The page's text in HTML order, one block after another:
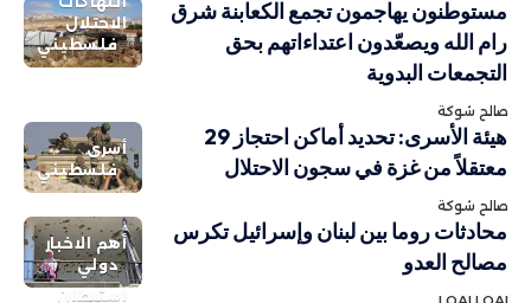
الاحتلال
فلسطيني
مستوطنون يهاجمون تجمع الكعابنة شرق
رام الله ويصعّدون اعتداءاتهم بحق
التجمعات البدوية
صالح شوكة
أسرى
فلسطيني
هيئة الأسرى: تحديد أماكن احتجاز 29
معتقلاً من غزة في سجون الاحتلال
صالح شوكة
أهم الاخبار
دولي
محادثات روما بين لبنان وإسرائيل تكرس
مصالح العدو
استيطان